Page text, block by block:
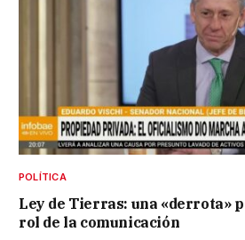
POLÍTICA
Ley de Tierras: una «derrota»
rol de la comunicación